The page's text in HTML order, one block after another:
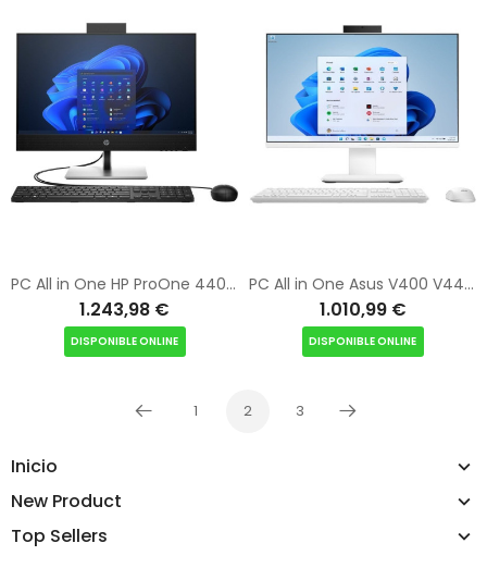
Inicio
New Product
Top Sellers
PC All in One HP ProOne 440 G9 B70YLAT Intel Core i7-14700T/ 16GB/ 512GB SSD/ 23.8"/ Win11 Pro
1.243,98 €
DISPONIBLE ONLINE
PC All in One Asus V400 V440VAK-WPC237W Intel Core i7-13620H/ 16GB/ 512GB/ 23.8"/ Win11
1.010,99 €
DISPONIBLE ONLINE
Anterior
1 2 3
Siguiente